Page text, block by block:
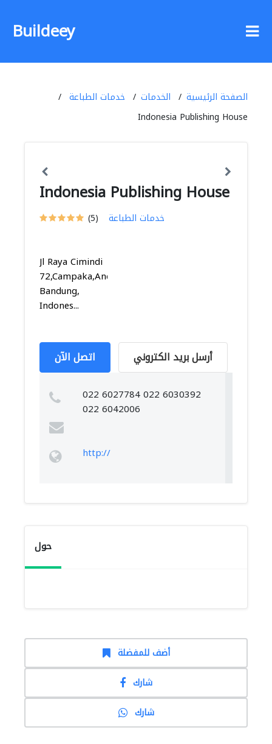
Buildeey
الصفحة الرئيسية الخدمات
خدمات الطباعة
Indonesia Publishing House
Indonesia Publishing House
(5) خدمات الطباعة
Jl Raya Cimindi
72,Campaka,Andir,
Bandung,
Indones...
اتصل الآن أرسل بريد الكتروني
022 6027784 022 6030392
022 6042006
http://
حول
أضف للمفضلة
شارك
شارك